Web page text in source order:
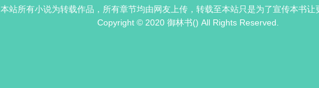
本站所有小说为转载作品，所有章节均由网友上传，转载至本站只是为了宣传本书让
Copyright © 2020 御林书() All Rights Reserved.